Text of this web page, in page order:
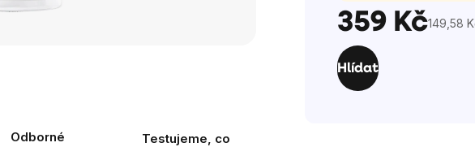
Odborné
Testujeme, co
359 KčMěrná
149,58
Hlídat